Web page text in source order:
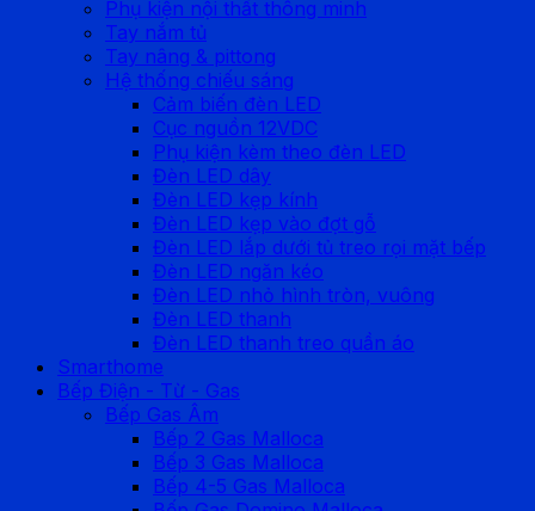
Phụ kiện nội thất thông minh
Tay nắm tủ
Tay nâng & pittong
Hệ thống chiếu sáng
Cảm biến đèn LED
Cục nguồn 12VDC
Phụ kiện kèm theo đèn LED
Đèn LED dây
Đèn LED kẹp kính
Đèn LED kẹp vào đợt gỗ
Đèn LED lắp dưới tủ treo rọi mặt bếp
Đèn LED ngăn kéo
Đèn LED nhỏ hình tròn, vuông
Đèn LED thanh
Đèn LED thanh treo quần áo
Smarthome
Bếp Điện - Từ - Gas
Bếp Gas Âm
Bếp 2 Gas Malloca
Bếp 3 Gas Malloca
Bếp 4-5 Gas Malloca